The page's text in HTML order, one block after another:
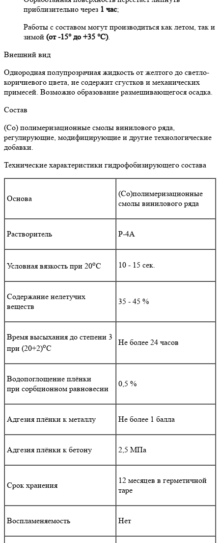
приблизительно через 1 час;
Работы с составом могут производиться как летом, так и
зимой (от -15° до +35 °С).
Внешний вид
Однородная полупрозрачная жидкость от желтого до светло-
коричневого цвета, не содержит сгустков и механических
примесей. Возможно образование размешивающегося осадка.
Состав
(Со) полимеризационные смолы винилового ряда,
регулирующие, модифицирующие и другие технологические
добавки.
Технические характеристики гидрофобизирующего состава
Основа
(Со)полимеризационные
смолы винилового ряда
Растворитель Р-4А
Условная вязкость при 20оС 10 - 15 сек.
Содержание нелетучих
веществ
35 - 45 %
Время высыхания до степени 3
при (20+2)оС
Не более 24 часов
Водопоглощение плёнки
при сорбционном равновесии
0,5 %
Адгезия плёнки к металлу Не более 1 балла
Адгезия плёнки к бетону 2,5 МПа
Срок хранения
12 месяцев в герметичной
таре
Воспламеняемость Нет